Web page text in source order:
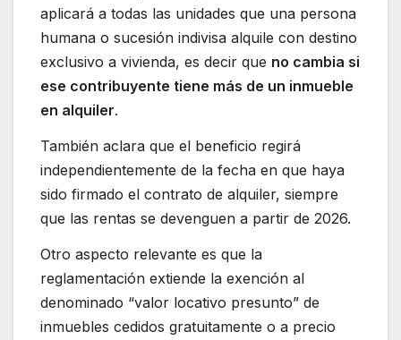
aplicará a todas las unidades que una persona
humana o sucesión indivisa alquile con destino
exclusivo a vivienda, es decir que no cambia si
ese contribuyente tiene más de un inmueble
en alquiler.
También aclara que el beneficio regirá
independientemente de la fecha en que haya
sido firmado el contrato de alquiler, siempre
que las rentas se devenguen a partir de 2026.
Otro aspecto relevante es que la
reglamentación extiende la exención al
denominado “valor locativo presunto” de
inmuebles cedidos gratuitamente o a precio